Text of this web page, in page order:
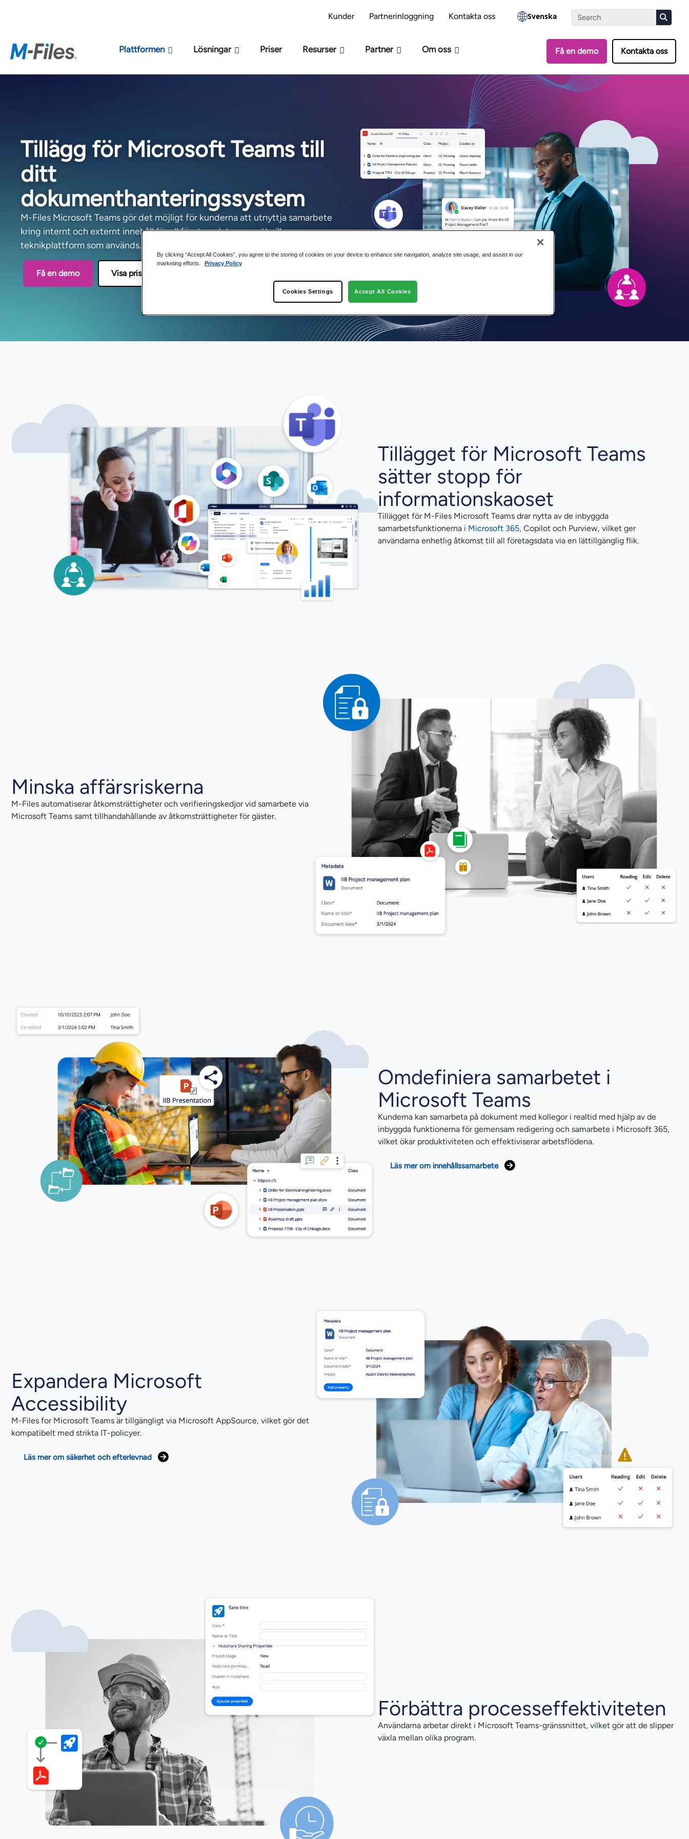
Kunder Partnerinloggning Kontakta oss Svenska
Plattformen Lösningar Priser Resurser Partner Om oss Få en demo Kontakta oss
Tillägg för Microsoft Teams till
ditt
dokumenthanteringssystem
M-Files Microsoft Teams gör det möjligt för kunderna att utnyttja samarbete
kring internt och externt innehåll för all företagsdata, oavsett vilken
teknikplattform som används.
Få en demo Visa priser
Tillägget för Microsoft Teams
sätter stopp för
informationskaoset
Tillägget för M-Files Microsoft Teams drar nytta av de inbyggda
samarbetsfunktionerna i Microsoft 365, Copilot och Purview, vilket ger
användarna enhetlig åtkomst till all företagsdata via en lättillgänglig flik.
Minska affärsriskerna
M-Files automatiserar åtkomsträttigheter och verifieringskedjor vid samarbete via
Microsoft Teams samt tillhandahållande av åtkomsträttigheter för gäster.
Omdefiniera samarbetet i
Microsoft Teams
Kunderna kan samarbeta på dokument med kollegor i realtid med hjälp av de
inbyggda funktionerna för gemensam redigering och samarbete i Microsoft 365,
vilket ökar produktiviteten och effektiviserar arbetsflödena.
Läs mer om innehållssamarbete
Expandera Microsoft
Accessibility
M-Files for Microsoft Teams är tillgängligt via Microsoft AppSource, vilket gör det
kompatibelt med strikta IT-policyer.
Läs mer om säkerhet och efterlevnad
Förbättra processeffektiviteten
Användarna arbetar direkt i Microsoft Teams-gränssnittet, vilket gör att de slipper
växla mellan olika program.
Den nya M-Files modellen M-Files -beredskap – Är ni redo för AI? Gör testet
By clicking “Accept All Cookies”, you agree to the storing of cookies on your device to enhance site navigation, analyze site usage, and assist in our
marketing efforts.
Privacy Policy
Cookies Settings Accept All Cookies